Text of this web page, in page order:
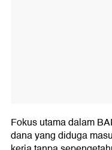
Fokus utama dalam
dana yang diduga